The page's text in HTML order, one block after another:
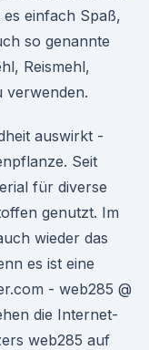
einfach Spaß,
so genannte
Reismehl,
verwenden.
auswirkt -
Seit
für diverse
genutzt. Im
wieder das
es ist eine
- web285 @
die Internet-
web285 auf